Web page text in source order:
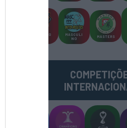
TORNEIO
MASCULI
NO
MASTERS